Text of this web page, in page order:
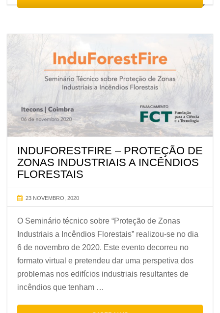
INDUFORESTFIRE – PROTEÇÃO DE
ZONAS INDUSTRIAIS A INCÊNDIOS
FLORESTAIS
23 NOVEMBRO, 2020
O Seminário técnico sobre “Proteção de Zonas
Industriais a Incêndios Florestais” realizou-se no dia
6 de novembro de 2020. Este evento decorreu no
formato virtual e pretendeu dar uma perspetiva dos
problemas nos edifícios industriais resultantes de
incêndios que tenham …